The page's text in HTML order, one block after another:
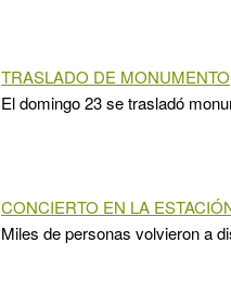
TRASLADO DE MONUMENTO
El domingo 23 se trasladó
CONCIERTO EN LA
Miles de personas volvieron a